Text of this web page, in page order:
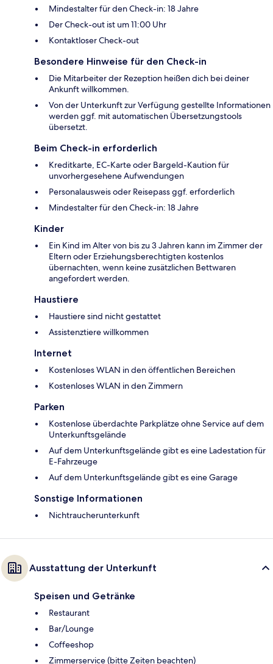
Mindestalter für den Check-in: 18 Jahre
Der Check-out ist um 11:00 Uhr
Kontaktloser Check-out
Besondere Hinweise für den Check-in
Die Mitarbeiter der Rezeption heißen dich bei deiner
Ankunft willkommen.
Von der Unterkunft zur Verfügung gestellte Informationen
werden ggf. mit automatischen Übersetzungstools
übersetzt.
Beim Check-in erforderlich
Kreditkarte, EC-Karte oder Bargeld-Kaution für
unvorhergesehene Aufwendungen
Personalausweis oder Reisepass ggf. erforderlich
Mindestalter für den Check-in: 18 Jahre
Kinder
Ein Kind im Alter von bis zu 3 Jahren kann im Zimmer der
Eltern oder Erziehungsberechtigten kostenlos
übernachten, wenn keine zusätzlichen Bettwaren
angefordert werden.
Haustiere
Haustiere sind nicht gestattet
Assistenztiere willkommen
Internet
Kostenloses WLAN in den öffentlichen Bereichen
Kostenloses WLAN in den Zimmern
Parken
Kostenlose überdachte Parkplätze ohne Service auf dem
Unterkunftsgelände
Auf dem Unterkunftsgelände gibt es eine Ladestation für
E-Fahrzeuge
Auf dem Unterkunftsgelände gibt es eine Garage
Sonstige Informationen
Nichtraucherunterkunft
Ausstattung der Unterkunft
Speisen und Getränke
Restaurant
Bar/Lounge
Coffeeshop
Zimmerservice (bitte Zeiten beachten)